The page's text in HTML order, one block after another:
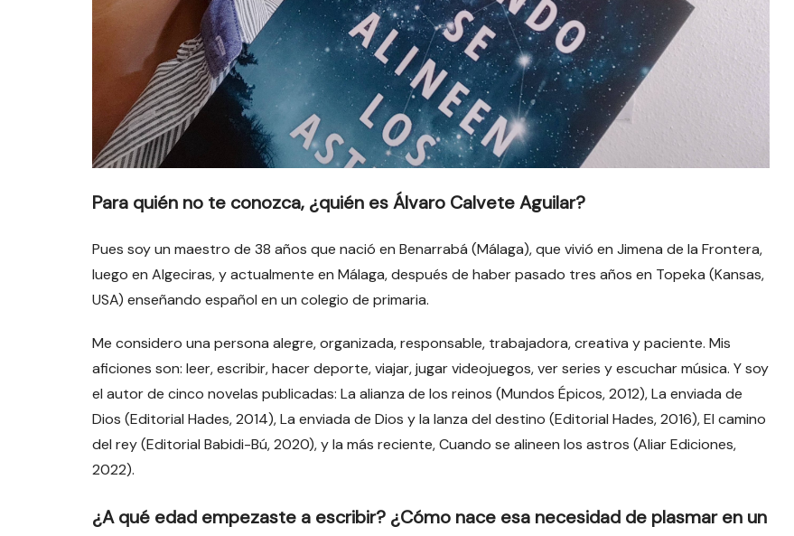
Para quién no te conozca, ¿quién es Álvaro Calvete Aguilar?
Pues soy un maestro de 38 años que nació en Benarrabá (Málaga), que vivió en Jimena de la Frontera,
luego en Algeciras, y actualmente en Málaga, después de haber pasado tres años en Topeka (Kansas,
USA) enseñando español en un colegio de primaria.
Me considero una persona alegre, organizada, responsable, trabajadora, creativa y paciente. Mis
aficiones son: leer, escribir, hacer deporte, viajar, jugar videojuegos, ver series y escuchar música. Y soy
el autor de cinco novelas publicadas: La alianza de los reinos (Mundos Épicos, 2012), La enviada de
Dios (Editorial Hades, 2014), La enviada de Dios y la lanza del destino (Editorial Hades, 2016), El camino
del rey (Editorial Babidi-Bú, 2020), y la más reciente, Cuando se alineen los astros (Aliar Ediciones,
2022).
¿A qué edad empezaste a escribir? ¿Cómo nace esa necesidad de plasmar en un